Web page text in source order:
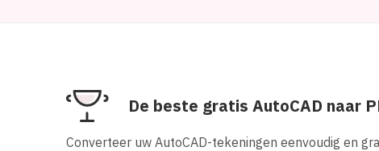
De beste gratis AutoCAD naar
Converteer uw AutoCAD-tekeningen eenvoudig en